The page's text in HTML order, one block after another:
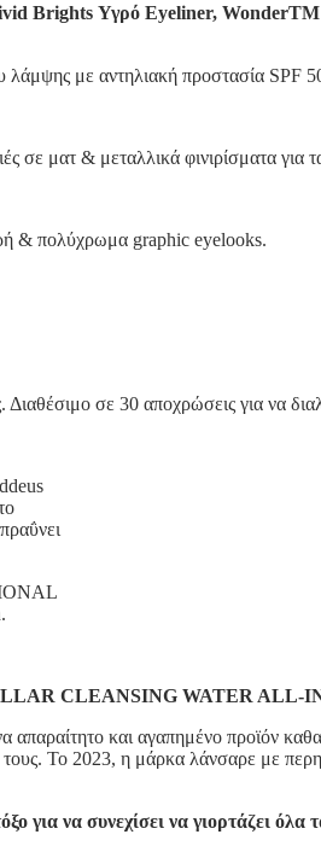
Brights Υγρό Eyeliner,
με αντηλιακή προστασία SPF
σε ματ & μεταλλικά φινιρίσματα
& πολύχρωμα graphic eyelooks.
σε 30 αποχρώσεις για να
CLEANSING WATER ALL-
και αγαπημένο προϊόν
τους. Το 2023, η μάρκα λάνσαρε με
να συνεχίσει να γιορτάζει